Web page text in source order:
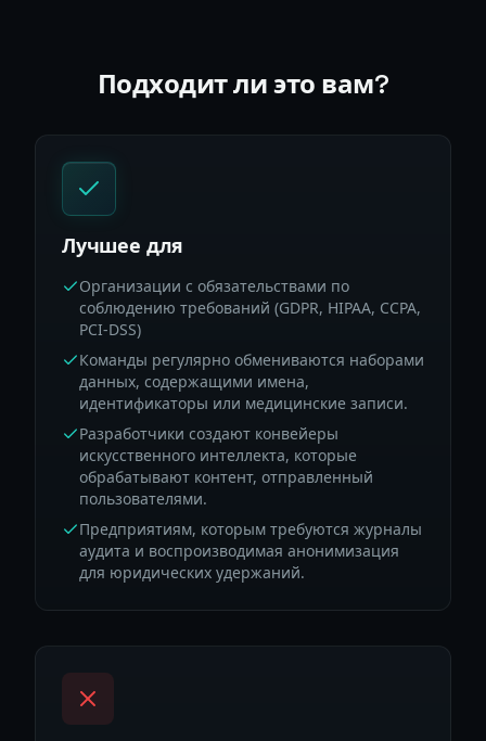
Подходит ли это вам?
Лучшее для
Организации с обязательствами по
соблюдению требований (GDPR, HIPAA, CCPA,
PCI-DSS)
Команды регулярно обмениваются наборами
данных, содержащими имена,
идентификаторы или медицинские записи.
Разработчики создают конвейеры
искусственного интеллекта, которые
обрабатывают контент, отправленный
пользователями.
Предприятиям, которым требуются журналы
аудита и воспроизводимая анонимизация
для юридических удержаний.